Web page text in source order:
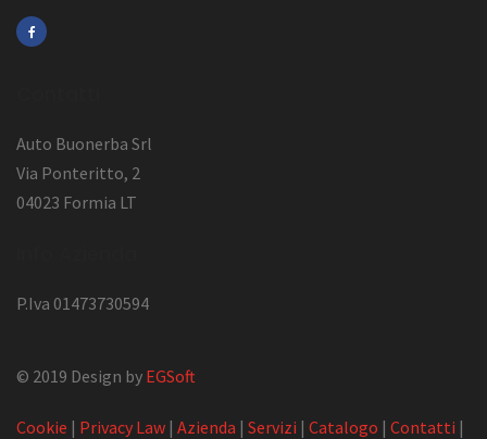
Auto Buonerba Srl
Via Ponteritto, 2
04023 Formia LT
P.Iva 01473730594
© 2019 Design by EGSoft
Cookie | Privacy Law | Azienda | Servizi | Catalogo | Contatti |